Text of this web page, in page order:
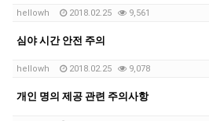
hellowh 2018.02.25 9,561
심야 시간 안전 주의
hellowh 2018.02.25 9,078
개인 명의 제공 관련 주의사항